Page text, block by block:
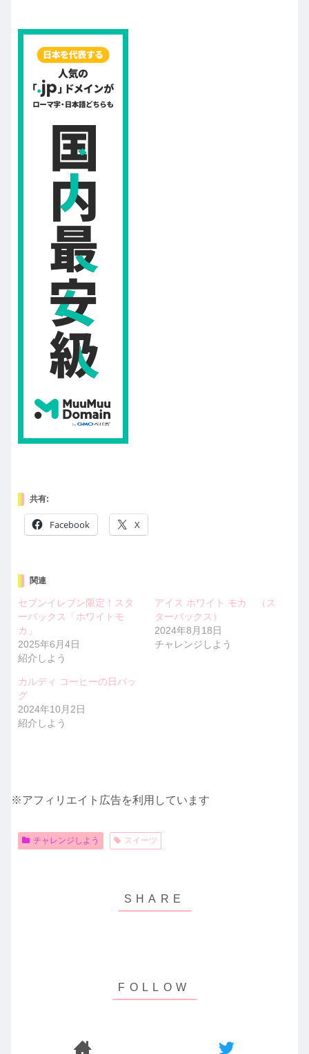
共有:
Facebook X
関連
セブンイレブン限定！スタ
ーバックス「ホワイトモ
カ」
2025年6月4日
紹介しよう
アイス ホワイト モカ （ス
ターバックス）
2024年8月18日
チャレンジしよう
カルディ コーヒーの日バッ
グ
2024年10月2日
紹介しよう
※アフィリエイト広告を利用しています
チャレンジしよう スイーツ